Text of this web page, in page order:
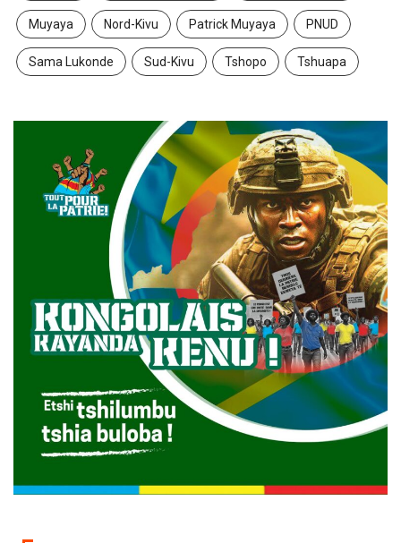
Muyaya Nord-Kivu Patrick Muyaya PNUD
Sama Lukonde Sud-Kivu Tshopo Tshuapa